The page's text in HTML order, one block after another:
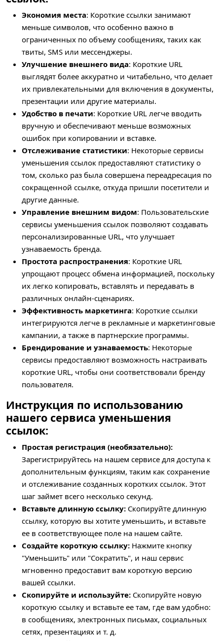
Экономия места: Короткие ссылки занимают
меньше символов, что особенно важно в
ограниченных по объему сообщениях, таких как
твиты, SMS или мессенджеры.
Улучшение внешнего вида: Короткие URL
выглядят более аккуратно и читабельно, что делает
их привлекательными для включения в документы,
презентации или другие материалы.
Удобство в печати: Короткие URL легче вводить
вручную и обеспечивают меньше возможных
ошибок при копировании и вставке.
Отслеживание статистики: Некоторые сервисы
уменьшения ссылок предоставляют статистику о
том, сколько раз была совершена переадресация по
сокращенной ссылке, откуда пришли посетители и
другие данные.
Управление внешним видом: Пользовательские
сервисы уменьшения ссылок позволяют создавать
персонализированные URL, что улучшает
узнаваемость бренда.
Простота распространения: Короткие URL
упрощают процесс обмена информацией, поскольку
их легко копировать, вставлять и передавать в
различных онлайн-сценариях.
Эффективность маркетинга: Короткие ссылки
интегрируются легче в рекламные и маркетинговые
кампании, а также в партнерские программы.
Брендирование и узнаваемость: Некоторые
сервисы предоставляют возможность настраивать
короткие URL, чтобы они соответствовали бренду
пользователя.
Инструкция по использованию
нашего сервиса уменьшения
ссылок:
Простая регистрация (необязательно):
Зарегистрируйтесь на нашем сервисе для доступа к
дополнительным функциям, таким как сохранение
и отслеживание созданных коротких ссылок. Этот
шаг займет всего несколько секунд.
Вставьте длинную ссылку: Скопируйте длинную
ссылку, которую вы хотите уменьшить, и вставьте
ее в соответствующее поле на нашем сайте.
Создайте короткую ссылку: Нажмите кнопку
"Уменьшить" или "Сократить", и наш сервис
мгновенно предоставит вам короткую версию
вашей ссылки.
Скопируйте и используйте: Скопируйте новую
короткую ссылку и вставьте ее там, где вам удобно:
в сообщениях, электронных письмах, социальных
сетях, презентациях и т. д.